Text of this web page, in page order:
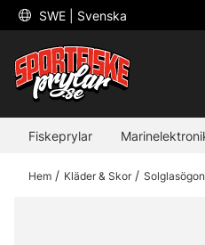
SWE | Svenska
Fiskeprylar
Hem Kläder & Skor Solglasögon